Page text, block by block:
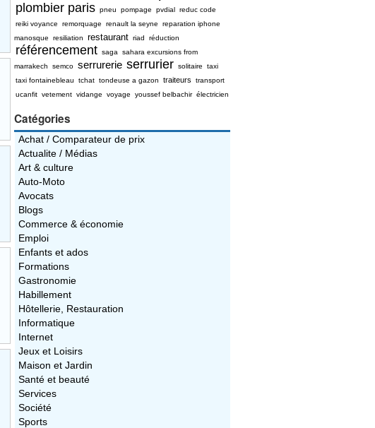
plombier paris pneu pompage pvdial reduc code
reiki voyance
remorquage renault la seyne
reparation iphone
manosque
resiliation restaurant riad réduction
référencement saga
sahara excursions from
marrakech
semco serrurerie serrurier solitaire
taxi
taxi fontainebleau
tchat tondeuse a gazon traiteurs
transport
ucanfit vetement vidange voyage youssef belbachir électricien
Catégories
Achat / Comparateur de prix
Actualite / Médias
Art & culture
Auto-Moto
Avocats
Blogs
Commerce & économie
Emploi
Enfants et ados
Formations
Gastronomie
Habillement
Hôtellerie, Restauration
Informatique
Internet
Jeux et Loisirs
Maison et Jardin
Santé et beauté
Services
Société
Sports